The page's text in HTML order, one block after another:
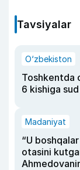
Tavsiyalar
O‘zbekiston
Toshkentda
6 kishiga
Madaniyat
“U
otasini